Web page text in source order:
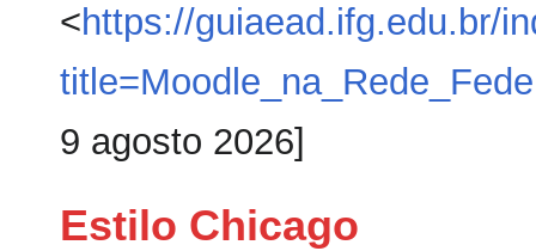
<https://guiaead.ifg.edu.br/
9 agosto 2026]
Estilo Chicago